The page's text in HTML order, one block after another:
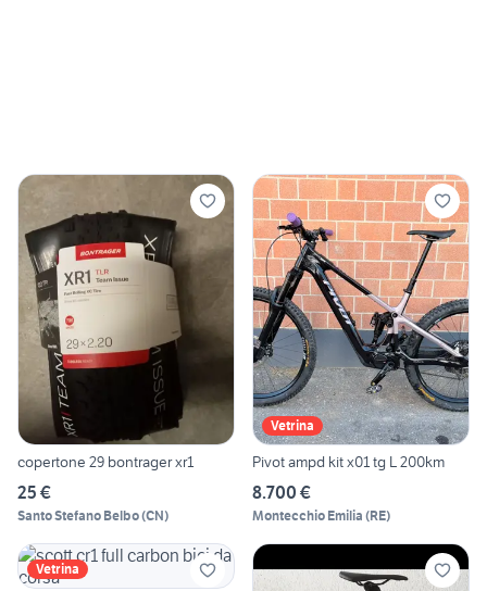
copertone 29 bontrager xr1
25 €
Santo Stefano Belbo(CN)
Vetrina
Pivot ampd kit x01 tg L 200km
8.700 €
Montecchio Emilia (RE)
Vetrina